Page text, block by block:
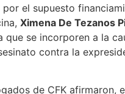
por el supuesto
Ximena De Tezanos
que se incorporen a la
contra la
de CFK afirmaron,